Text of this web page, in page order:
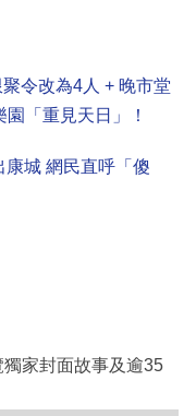
令改為4人 + 晚市堂
「重見天日」！
康城 網民直呼「傻
家封面故事及逾35